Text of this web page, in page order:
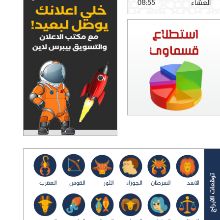
العشاء 08:55
الاسد السرطان الجوزاء الثور القوس العقرب